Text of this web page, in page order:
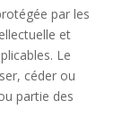
par les
et
Le
céder ou
partie des